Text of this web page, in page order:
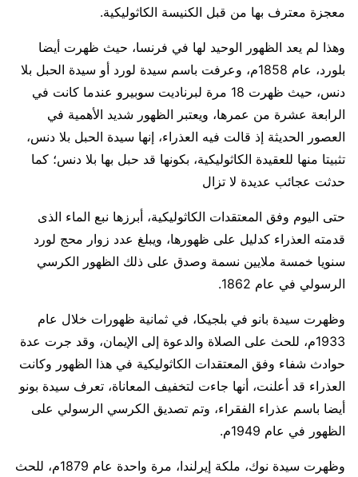
معجزة معترف بها من قبل الكنيسة الكاثوليكية.
وهذا لم يعد الظهور الوحيد لها في فرنسا، حيث ظهرت أيضا
بلورد، عام 1858م، وعرفت باسم سيدة لورد أو سيدة الحبل بلا
دنس، حيث ظهرت 18 مرة لبرناديت سوبيرو عندما كانت في
الرابعة عشرة من عمرها، ويعتبر الظهور شديد الأهمية في
العصور الحديثة إذ قالت فيه العذراء، إنها سيدة الحبل بلا دنس،
تثبيتا منها للعقيدة الكاثوليكية، بكونها قد حبل بها بلا دنس؛ كما
حدثت عجائب عديدة لا تزال
حتى اليوم وفق المعتقدات الكاثوليكية، أبرزها نبع الماء الذى
قدمته العذراء كدليل على ظهورها، ويبلغ عدد زوار محج لورد
سنويا خمسة ملايين نسمة وصدق على ذلك الظهور الكرسي
الرسولي في عام 1862.
وظهرت سيدة بانو في بلجيكا، في ثمانية ظهورات خلال عام
1933م، للحث على الصلاة والدعوة إلى الإيمان، وقد جرت عدة
حوادث شفاء وفق المعتقدات الكاثوليكية في هذا الظهور وكانت
العذراء قد أعلنت، أنها جاءت لتخفيف المعاناة، تعرف سيدة بونو
أيضا باسم عذراء الفقراء، وتم تصديق الكرسي الرسولي على
الظهور في عام 1949م.
وظهرت سيدة نوك، ملكة إيرلندا، مرة واحدة عام 1879م، للحث